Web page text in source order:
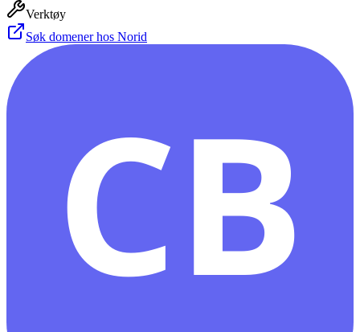
Verktøy
Søk domener hos Norid
CB